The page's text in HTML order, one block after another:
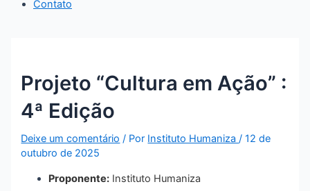
Contato
Projeto “Cultura em Ação” :
4ª Edição
Deixe um comentário / Por Instituto Humaniza/12 de
outubro de 2025
Proponente: Instituto Humaniza